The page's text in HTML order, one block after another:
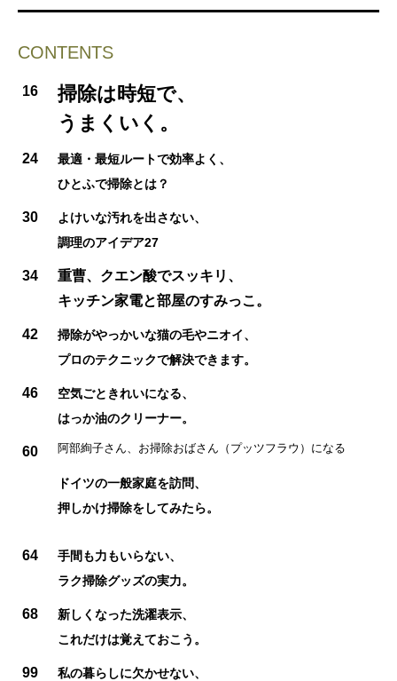
CONTENTS
16
掃除は時短で、
うまくいく。
24
最適・最短ルートで効率よく、
ひとふで掃除とは？
30
よけいな汚れを出さない、
調理のアイデア27
34
重曹、クエン酸でスッキリ、
キッチン家電と部屋のすみっこ。
42
掃除がやっかいな猫の毛やニオイ、
プロのテクニックで解決できます。
46
空気ごときれいになる、
はっか油のクリーナー。
60 阿部絢子さん、お掃除おばさん（プッツフラウ）になる
ドイツの一般家庭を訪問、
押しかけ掃除をしてみたら。
64
手間も力もいらない、
ラク掃除グッズの実力。
68
新しくなった洗濯表示、
これだけは覚えておこう。
99
私の暮らしに欠かせない、